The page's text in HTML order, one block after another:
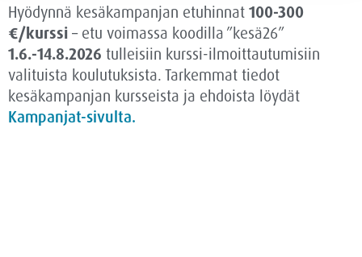
Hyödynnä kesäkampanjan etuhinnat 100-300
€/kurssi – etu voimassa koodilla ”kesä26”
1.6.-14.8.2026 tulleisiin kurssi-ilmoittautumisiin
valituista koulutuksista. Tarkemmat tiedot
kesäkampanjan kursseista ja ehdoista löydät
Kampanjat-sivulta.